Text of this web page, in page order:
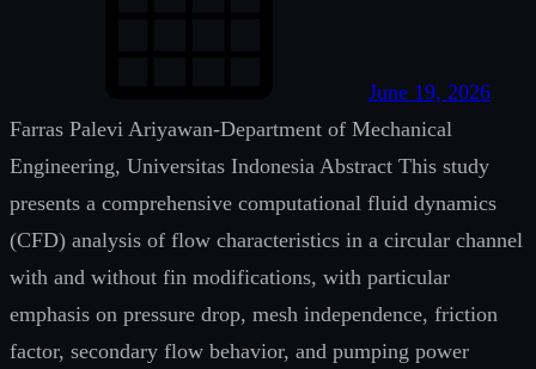
h
’
,
‘
b
i
z
June 19, 2026
Farras Palevi Ariyawan-Department of Mechanical
Engineering, Universitas Indonesia Abstract This study
presents a comprehensive computational fluid dynamics
(CFD) analysis of flow characteristics in a circular channel
with and without fin modifications, with particular
emphasis on pressure drop, mesh independence, friction
factor, secondary flow behavior, and pumping power